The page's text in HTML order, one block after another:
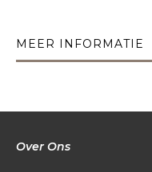
MEER INFORMATIE
Over Ons